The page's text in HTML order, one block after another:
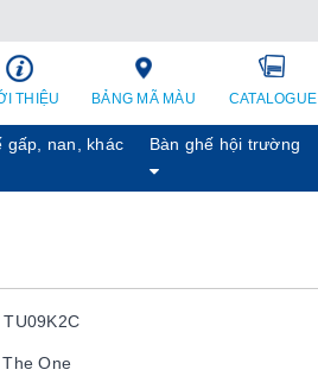
THIỆU BẢNG MÃ MÀU CATALOGUE
gấp, nan, khác Bàn ghế hội trường
TU09K2C
The One